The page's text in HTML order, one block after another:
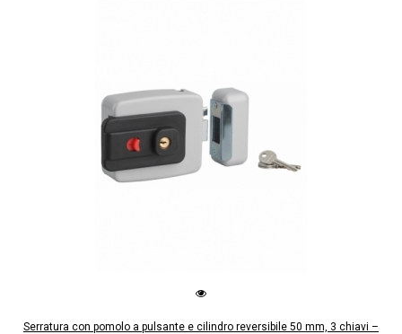
Serratura con pomolo a pulsante e cilindro reversibile 50 mm, 3 chiavi –